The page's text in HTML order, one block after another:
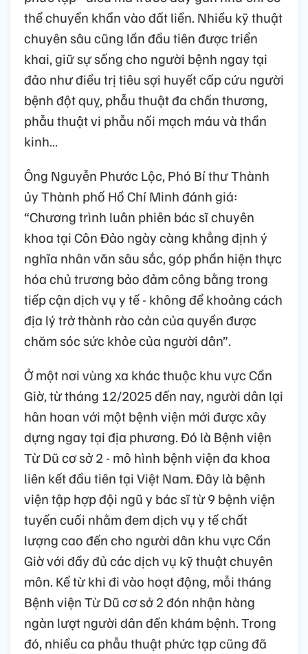
thể chuyển khẩn vào đất liền. Nhiều kỹ thuật
chuyên sâu cũng lần đầu tiên được triển
khai, giữ sự sống cho người bệnh ngay tại
đảo như điều trị tiêu sợi huyết cấp cứu người
bệnh đột quỵ, phẫu thuật đa chấn thương,
phẫu thuật vi phẫu nối mạch máu và thần
kinh…
Ông Nguyễn Phước Lộc, Phó Bí thư Thành
ủy Thành phố Hồ Chí Minh đánh giá:
“Chương trình luân phiên bác sĩ chuyên
khoa tại Côn Đảo ngày càng khẳng định ý
nghĩa nhân văn sâu sắc, góp phần hiện thực
hóa chủ trương bảo đảm công bằng trong
tiếp cận dịch vụ y tế - không để khoảng cách
địa lý trở thành rào cản của quyền được
chăm sóc sức khỏe của người dân”.
Ở một nơi vùng xa khác thuộc khu vực Cần
Giờ, từ tháng 12/2025 đến nay, người dân lại
hân hoan với một bệnh viện mới được xây
dựng ngay tại địa phương. Đó là Bệnh viện
Từ Dũ cơ sở 2 - mô hình bệnh viện đa khoa
liên kết đầu tiên tại Việt Nam. Đây là bệnh
viện tập hợp đội ngũ y bác sĩ từ 9 bệnh viện
tuyến cuối nhằm đem dịch vụ y tế chất
lượng cao đến cho người dân khu vực Cần
Giờ với đầy đủ các dịch vụ kỹ thuật chuyên
môn. Kể từ khi đi vào hoạt động, mỗi tháng
Bệnh viện Từ Dũ cơ sở 2 đón nhận hàng
ngàn lượt người dân đến khám bệnh. Trong
đó, nhiều ca phẫu thuật phức tạp cũng đã